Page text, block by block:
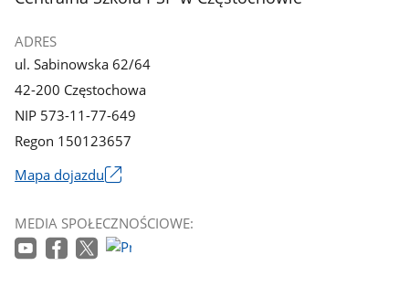
ADRES
ul. Sabinowska 62/64
42-200 Częstochowa
NIP 573-11-77-649
Regon 150123657
Mapa dojazdu
się
w
MEDIA SPOŁECZNOŚCIOWE: